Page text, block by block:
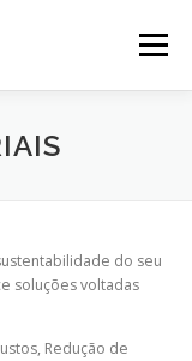
Menu
do seu
soluções voltadas
Redução de